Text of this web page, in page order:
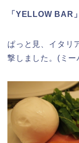
「YELLOW BAR」
ぱっと見、イタリ
撃しました。(ミー